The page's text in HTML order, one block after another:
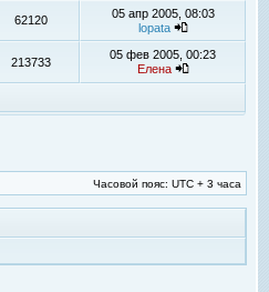
62120
05 апр 2005, 08:03
lopata
213733
05 фев 2005, 00:23
Елена
Часовой пояс: UTC + 3 часа